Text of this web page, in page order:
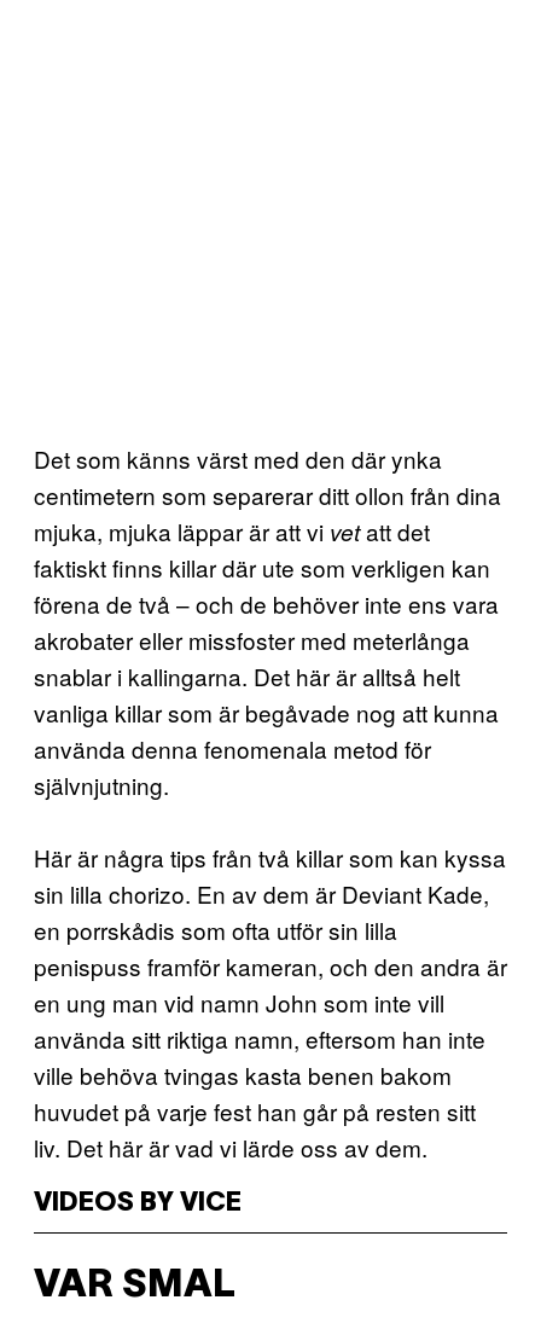
Det som känns värst med den där ynka
centimetern som separerar ditt ollon från dina
mjuka, mjuka läppar är att vi vetatt det
faktiskt finns killar där ute som verkligen kan
förena de två – och de behöver inte ens vara
akrobater eller missfoster med meterlånga
snablar i kallingarna. Det här är alltså helt
vanliga killar som är begåvade nog att kunna
använda denna fenomenala metod för
självnjutning.
Här är några tips från två killar som kan kyssa
sin lilla chorizo. En av dem är Deviant Kade,
en porrskådis som ofta utför sin lilla
penispuss framför kameran, och den andra är
en ung man vid namn John som inte vill
använda sitt riktiga namn, eftersom han inte
ville behöva tvingas kasta benen bakom
huvudet på varje fest han går på resten sitt
liv. Det här är vad vi lärde oss av dem.
VIDEOS BY VICE
VAR SMAL